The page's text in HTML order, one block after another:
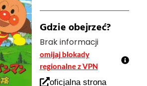
Gdzie obejrzeć?
Brak informacji
omijaj blokady
regionalne z VPN
oficjalna strona